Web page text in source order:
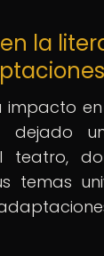
la
dejado
teatro,
temas